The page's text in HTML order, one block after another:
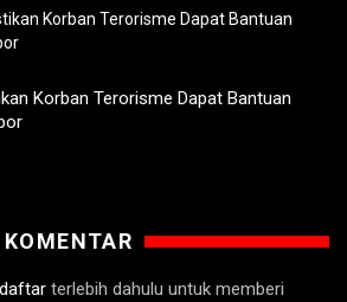
Korban Terorisme Dapat Bantuan
daftar terlebih dahulu untuk memberi